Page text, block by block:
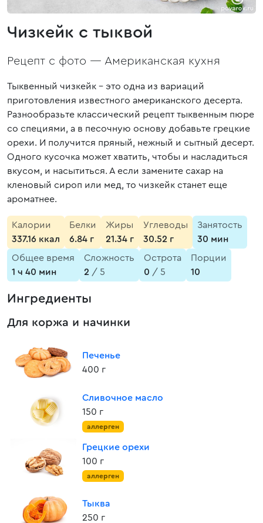
Чизкейк с тыквой
Рецепт с фото — Американская кухня
Тыквенный чизкейк - это одна из вариаций
приготовления известного американского десерта.
Разнообразьте классический рецепт тыквенным пюре
со специями, а в песочную основу добавьте грецкие
орехи. И получится пряный, нежный и сытный десерт.
Одного кусочка может хватить, чтобы и насладиться
вкусом, и насытиться. А если замените сахар на
кленовый сироп или мед, то чизкейк станет еще
ароматнее.
Калории
337.16 ккал
Белки
6.84 г
Жиры
21.34 г
Углеводы
30.52 г
Занятость
30 мин
Общее время
1 ч 40 мин
Сложность
2 / 5
Острота
0 / 5
Порции
10
Ингредиенты
Для коржа и начинки
Печенье
400 г
Сливочное масло
150 г
аллерген
Грецкие орехи
100 г
аллерген
Тыква
250 г